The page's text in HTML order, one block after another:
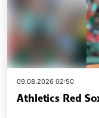
09.08.2026 02:50
Athletics Red